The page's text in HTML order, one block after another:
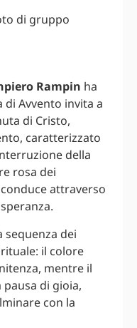
Rampin ha
Avvento invita a
di Cristo,
caratterizzato
della
rosa dei
attraverso
sequenza dei
il colore
mentre il
di gioia,
con la